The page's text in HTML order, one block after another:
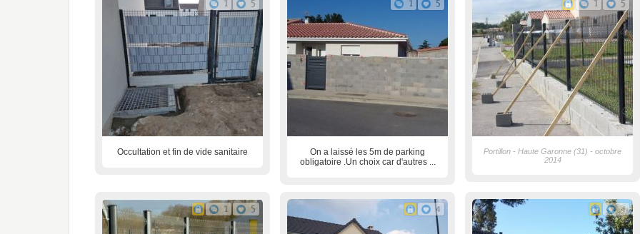
1 5
Occultation et fin de vide sanitaire
1 5
On a laissé les 5m de parking
obligatoire .Un choix car d'autres ...
1 5
Portillon - Haute Garonne (31) - octobre
2014
1 5 4 4